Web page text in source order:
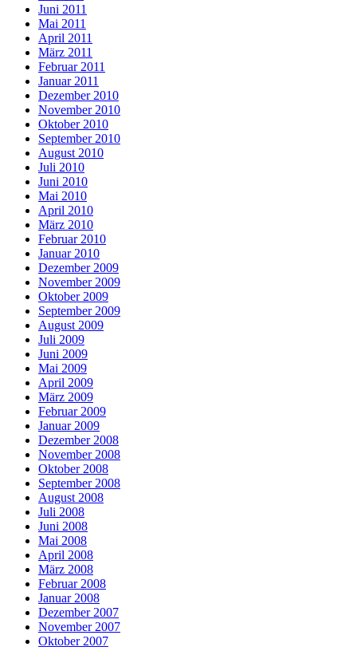
Juni 2011
Mai 2011
April 2011
März 2011
Februar 2011
Januar 2011
Dezember 2010
November 2010
Oktober 2010
September 2010
August 2010
Juli 2010
Juni 2010
Mai 2010
April 2010
März 2010
Februar 2010
Januar 2010
Dezember 2009
November 2009
Oktober 2009
September 2009
August 2009
Juli 2009
Juni 2009
Mai 2009
April 2009
März 2009
Februar 2009
Januar 2009
Dezember 2008
November 2008
Oktober 2008
September 2008
August 2008
Juli 2008
Juni 2008
Mai 2008
April 2008
März 2008
Februar 2008
Januar 2008
Dezember 2007
November 2007
Oktober 2007